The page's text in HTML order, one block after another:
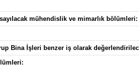
mühendislik ve mimarlık bölümleri:
Bina İşleri benzer iş olarak